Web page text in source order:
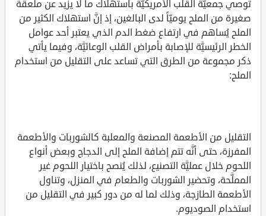
توصي جمعيَّة القلب الأمريكيَّة‏ باستهلاك ما لا يزيد عن ملعقة
صغيرة من الملح يوميّاً لدى البالغين، إذ إنَّ استهلاك الكثير من
الملح يُساهم في ارتفاع ضغط الدم الذي يعتبر أحد عوامل
الخطر الرئيسيَّة للإصابة بأمراض القلب الوعائيَّة، وفيما يأتي
ذكر مجموعة من الطرق التي تساعد على التقليل من استخدام
الملح:
التقليل من الأطعمة المصنعة والمعلبة كالشوربات والأطعمة
المفرزة، حتى أنَّه تتم إضافة الملح إلى الدجاج وبعض أنواع
اللحوم خلال عمليَّة التصنيع، لذلك يُنصح باختيار اللحوم غير
المملَّحة، وتحضير الشوربات والطعام في المنزل، وتناول
الأطعمة الطازجة، وذلك لما له من دور كبير في التقليل من
استخدام الصوديوم.